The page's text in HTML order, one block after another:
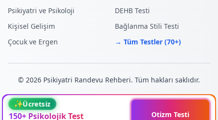
✨Ücretsiz
150+ Psikolojik Test Takıntı Testi
Psikiyatri ve Psikoloji
Kişisel Gelişim
Çocuk ve Ergen
DEHB Testi
Bağlanma Stili Testi
→ Tüm Testler (70+)
© 2026 Psikiyatri Randevu Rehberi. Tüm hakları saklıdır.
WEB TASARIM & SEO
Bu platform yalnızca bilgilendirme amaçlıdır ve profesyonel tıbbi tavsiye,
tanı veya tedavi yerine geçmez. Ruh sağlığınızla ilgili endişeleriniz varsa